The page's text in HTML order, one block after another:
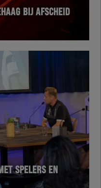
BIJ AFSCHEID
SPELERS EN